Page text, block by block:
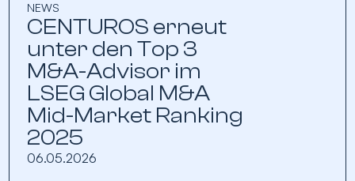
NEWS
CENTUROS erneut
unter den Top 3
M&A-Advisor im
LSEG Global M&A
Mid-Market Ranking
2025
06.05.2026